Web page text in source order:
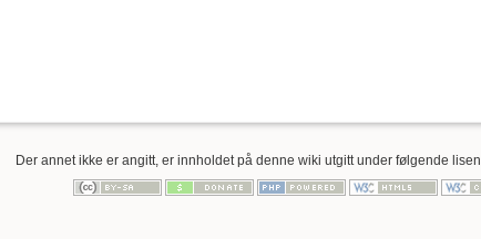
Der annet ikke er angitt, er innholdet på denne wiki utgitt under følgende